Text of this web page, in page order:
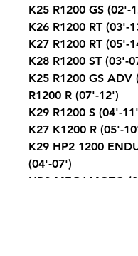
K25 R1200 GS (02'-
K26 R1200 RT (03'-
K27 R1200 RT (05'-
K28 R1200 ST (03'-
K25 R1200 GS ADV
R1200 R (07'-12')
K29 R1200 S (04'-
K27 K1200 R (05'-
K29 HP2 1200
(04'-07')
HP2 MEGAMOTO